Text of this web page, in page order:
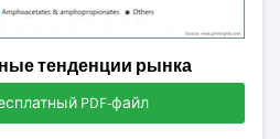
тенденции рынка
PDF-файл